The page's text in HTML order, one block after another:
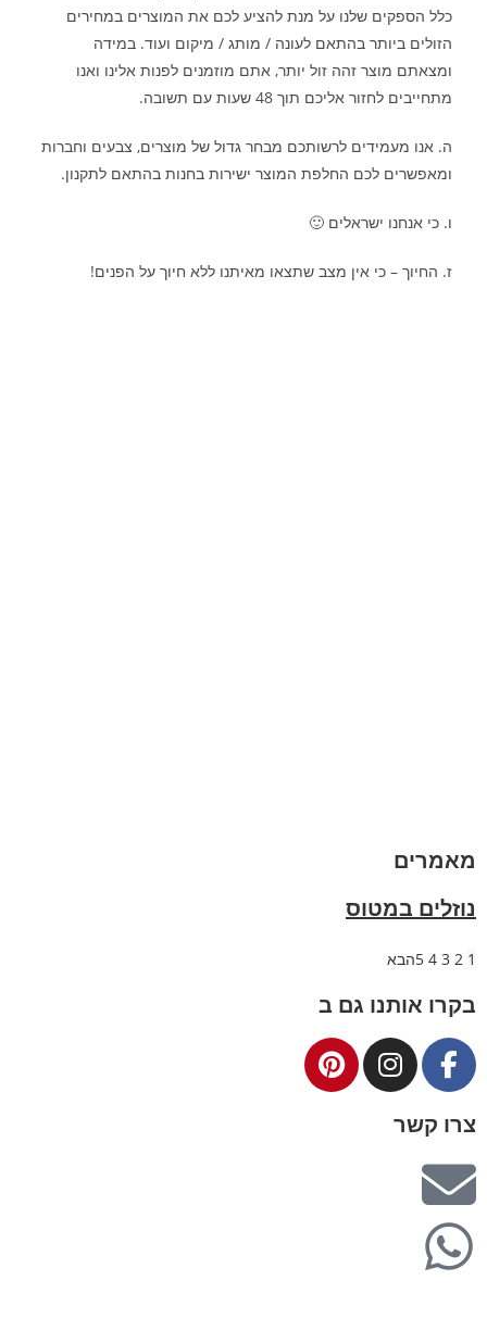
כלל הספקים שלנו על מנת להציע לכם את המוצרים במחירים
הזולים ביותר בהתאם לעונה / מותג / מיקום ועוד. במידה
ומצאתם מוצר זהה זול יותר, אתם מוזמנים לפנות אלינו ואנו
מתחייבים לחזור אליכם תוך 48 שעות עם תשובה.
ה. אנו מעמידים לרשותכם מבחר גדול של מוצרים, צבעים וחברות
ומאפשרים לכם החלפת המוצר ישירות בחנות בהתאם לתקנון.
ו. כי אנחנו ישראלים 🙂
ז. החיוך – כי אין מצב שתצאו מאיתנו ללא חיוך על הפנים!
מאמרים
נוזלים במטוס
1
2
3
4
5הבא
בקרו אותנו גם ב
צרו קשר